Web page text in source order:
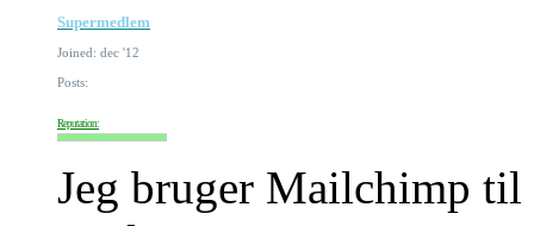
Supermedlem
Joined: dec '12
Posts:
Reputation:
Jeg bruger Mailchimp til